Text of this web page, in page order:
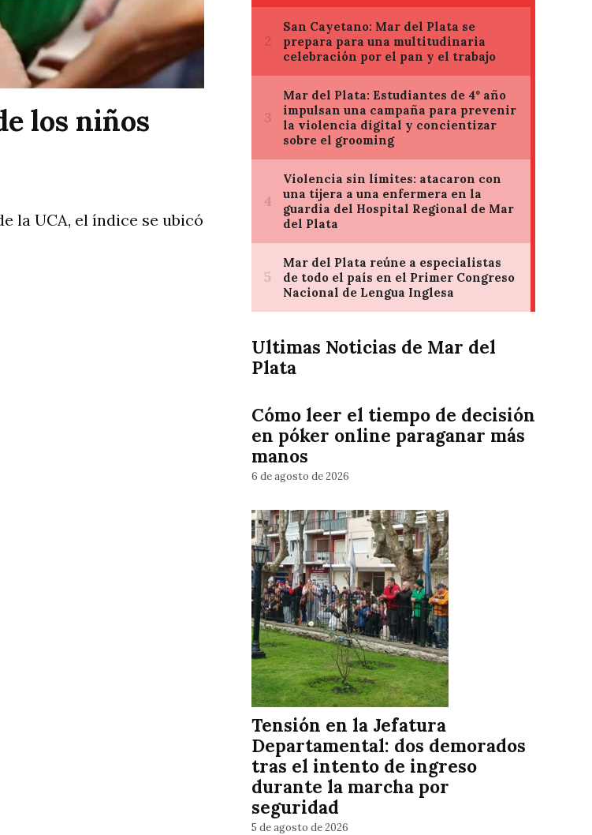
los niños
la UCA, el índice se ubicó
Ultimas Noticias de Mar del
Plata
Cómo leer el tiempo de decisión
en póker online paraganar más
manos
6 de agosto de 2026
Tensión en la Jefatura
Departamental: dos demorados
tras el intento de ingreso
durante la marcha por
seguridad
5 de agosto de 2026